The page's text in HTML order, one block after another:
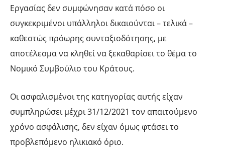
Εργασίας δεν συμφώνησαν κατά πόσο οι
συγκεκριμένοι υπάλληλοι δικαιούνται – τελικά –
καθεστώς πρόωρης συνταξιοδότησης, με
αποτέλεσμα να κληθεί να ξεκαθαρίσει το θέμα το
Νομικό Συμβούλιο του Κράτους.
Οι ασφαλισμένοι της κατηγορίας αυτής είχαν
συμπληρώσει μέχρι 31/12/2021 τον απαιτούμενο
χρόνο ασφάλισης, δεν είχαν όμως φτάσει το
προβλεπόμενο ηλικιακό όριο.